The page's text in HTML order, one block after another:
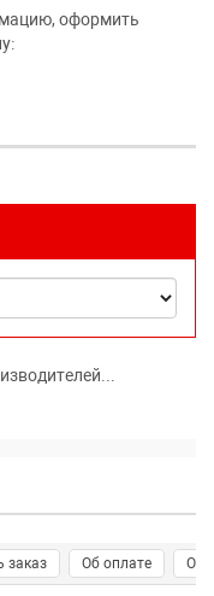
оформить
заказ Об оплате О